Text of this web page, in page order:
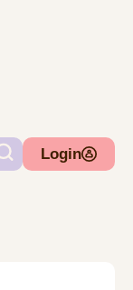
Login